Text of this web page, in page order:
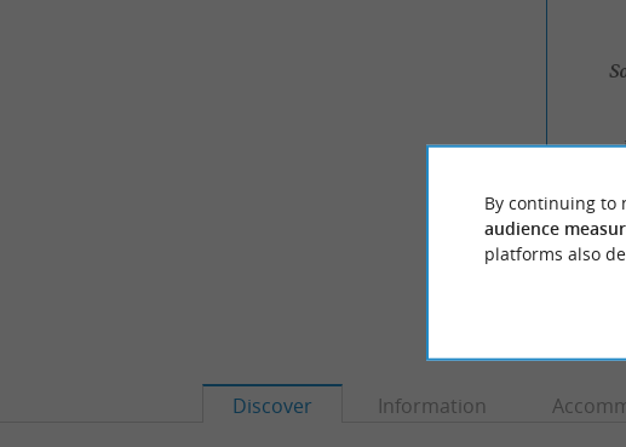
Discover Information
By continuing to
audience
platforms also